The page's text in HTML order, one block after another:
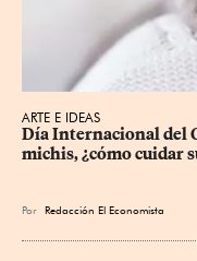
ARTE E IDEAS
Día Internacional del
michis, ¿cómo cuidar
Por Redacción El Economista